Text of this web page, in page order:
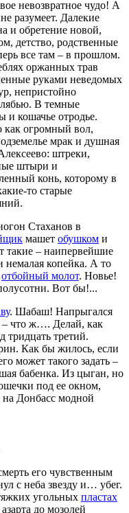
невозвратное чудо! А
разумеет. Далекие
и обретение новой,
детство, родственные
все там – в прошлом.
оржанных трав
руками неведомых
непристойно
В темные
и кошачье отродье.
огромный вол,
мрак и душная
штреки,
штыри и
конь, которому в
то старые
Стаханов в
машет обушком и
такие – наипервейшие
немалая копейка. А то
отбойный молот. Новье!
Вот бы!...
. Шабаш! Напрыгался
– что ж…. Делай, как
тридцать третий.
Как бы жилось, если
может такого задать –
бабенка. Из цыган, но
под ее окном,
Донбасс модной
его чувственным
с неба звезду и… убег.
угольных пластах
до мозолей